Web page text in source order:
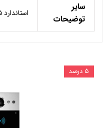
سایر
توضیحات
استاندارد IP65
۵ درصد